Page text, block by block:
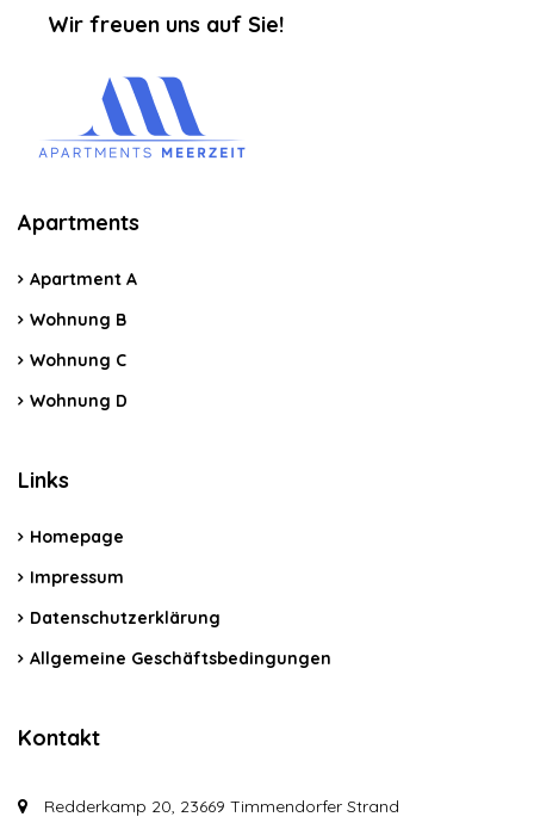
‏‏‎ ‎‏‏‎ ‎‏‏‎ ‎‏‏‎ ‎‏‏‎ ‎‏‏‎Wir freuen uns auf Sie!
Apartments
Apartment A
Wohnung B
Wohnung C
Wohnung D
Links
Homepage
Impressum
Datenschutzerklärung
Allgemeine Geschäftsbedingungen
Kontakt
Redderkamp 20, 23669 Timmendorfer Strand